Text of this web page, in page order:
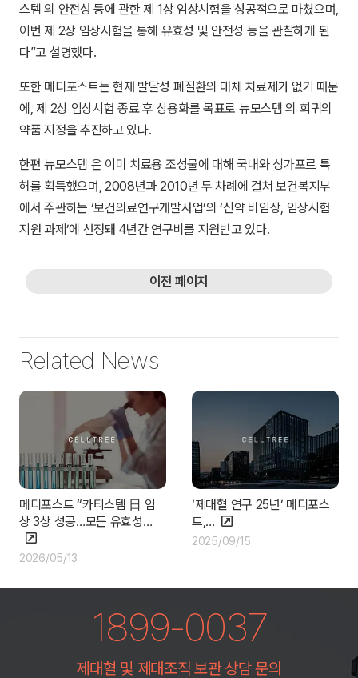
스템 의 안전성 등에 관한 제 1상 임상시험을 성공적으로 마쳤으며,
이번 제 2상 임상시험을 통해 유효성 및 안전성 등을 관찰하게 된
다”고 설명했다.
또한 메디포스트는 현재 발달성 폐질환의 대체 치료제가 없기 때문
에, 제 2상 임상시험 종료 후 상용화를 목표로 뉴모스템 의 희귀의
약품 지정을 추진하고 있다.
한편 뉴모스템 은 이미 치료용 조성물에 대해 국내와 싱가포르 특
허를 획득했으며, 2008년과 2010년 두 차례에 걸쳐 보건복지부
에서 주관하는 ‘보건의료연구개발사업’의 ‘신약 비임상, 임상시험
지원 과제’에 선정돼 4년간 연구비를 지원받고 있다.
이전 페이지
Related News
메디포스트 “카티스템 日 임
상 3상 성공…모든 유효성…
2026/05/13
‘제대혈 연구 25년’ 메디포스
트,…
2025/09/15
1899-0037
제대혈 및 제대조직 보관 상담 문의